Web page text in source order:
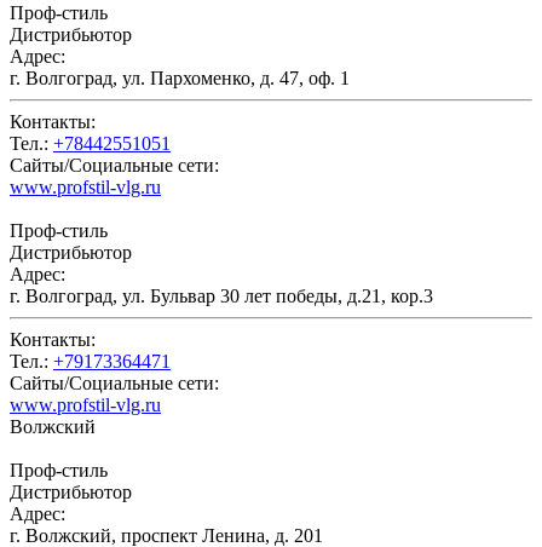
Проф-стиль
Дистрибьютор
Адрес:
г. Волгоград, ул. Пархоменко, д. 47, оф. 1
Контакты:
Тел.: +78442551051
Сайты/Социальные сети:
www.profstil-vlg.ru
Проф-стиль
Дистрибьютор
Адрес:
г. Волгоград, ул. Бульвар 30 лет победы, д.21, кор.3
Контакты:
Тел.: +79173364471
Сайты/Социальные сети:
www.profstil-vlg.ru
Волжский
Проф-стиль
Дистрибьютор
Адрес:
г. Волжский, проспект Ленина, д. 201